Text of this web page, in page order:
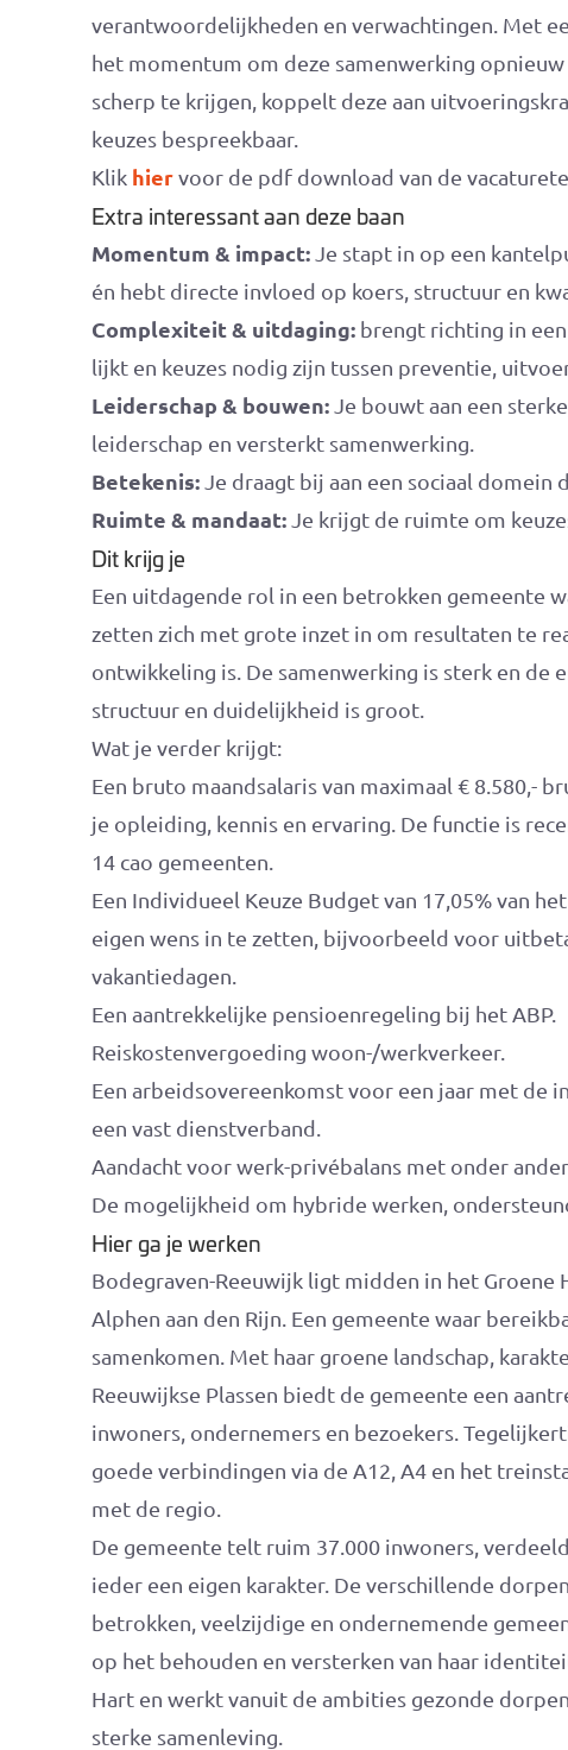
verantwoordelijkheden en verwachtingen. Met
het momentum om deze samenwerking
scherp te krijgen, koppelt deze aan
keuzes bespreekbaar.
Klik hiervoor de pdf download van de
Extra interessant aan deze baan
Momentum & impact: Je stapt in op een
én hebt directe invloed op koers, structuur en
Complexiteit & uitdaging: brengt richting in
lijkt en keuzes nodig zijn tussen preventie,
Leiderschap & bouwen: Je bouwt aan een
leiderschap en versterkt samenwerking.
Betekenis: Je draagt bij aan een sociaal domein
Ruimte & mandaat: Je krijgt de ruimte om
Dit krijg je
Een uitdagende rol in een betrokken gemeente
zetten zich met grote inzet in om resultaten te
ontwikkeling is. De samenwerking is sterk en de
structuur en duidelijkheid is groot.
Wat je verder krijgt:
Een bruto maandsalaris van maximaal € 8.580,-
je opleiding, kennis en ervaring. De functie is
14 cao gemeenten.
Een Individueel Keuze Budget van 17,05% van
eigen wens in te zetten, bijvoorbeeld voor
vakantiedagen.
Een aantrekkelijke pensioenregeling bij het ABP.
Reiskostenvergoeding woon-/werkverkeer.
Een arbeidsovereenkomst voor een jaar met de
een vast dienstverband.
Aandacht voor werk-privébalans met onder
De mogelijkheid om hybride werken,
Hier ga je werken
Bodegraven-Reeuwijk ligt midden in het Groene
Alphen aan den Rijn. Een gemeente waar
samenkomen. Met haar groene landschap,
Reeuwijkse Plassen biedt de gemeente een
inwoners, ondernemers en bezoekers.
goede verbindingen via de A12, A4 en het
met de regio.
De gemeente telt ruim 37.000 inwoners,
ieder een eigen karakter. De verschillende
betrokken, veelzijdige en ondernemende
op het behouden en versterken van haar
Hart en werkt vanuit de ambities gezonde
sterke samenleving.